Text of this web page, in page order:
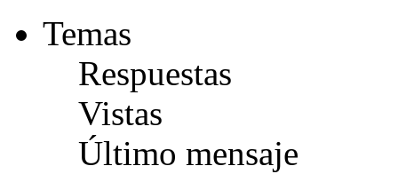
Temas
Respuestas
Vistas
Último mensaje